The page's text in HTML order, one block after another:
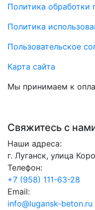
Политика обработки
Политика
Пользовательское
Карта сайта
Мы принимаем к
Свяжитесь с
Наши адреса:
г. Луганск, улица
Телефон:
+7 (958) 111-63-28
Email:
info@lugansk-beton.ru